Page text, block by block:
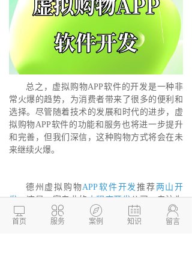
总之，虚拟购物APP软件的开发是一种非
常火爆的趋势，为消费者带来了很多的便利和
选择。尽管随着技术的发展和时代的进步，虚
拟购物APP软件的功能和服务也将进一步提升
和完善，但我们深信，这种购物方式将会在未
来继续火爆。
德州虚拟购物APP软件开发推荐 两山开
发，这是一家专业的小程序开发公司，专注为
企业提供一站式
APP开发
，系统开发、软件开
发、小程序开发等服务解决方案，帮助企业快

首页

服务

案例

知识

留言